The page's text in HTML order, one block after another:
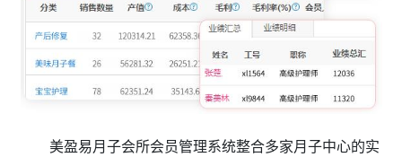
美盈易月子会所会员管理系统整合多家月子中心的实